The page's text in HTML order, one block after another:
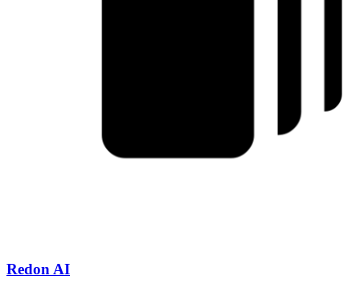
Redon AI